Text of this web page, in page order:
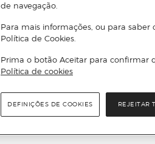
de navegação.
Para mais informações, ou para
Política de Cookies.
Prima o botão Aceitar para confirmar
Política de cookies
REJEITAR
DEFINIÇÕES DE COOKIES